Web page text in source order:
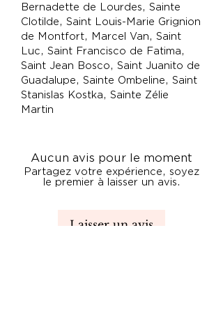
Bernadette de Lourdes, Sainte
Clotilde, Saint Louis-Marie Grignion
de Montfort, Marcel Van, Saint
Luc, Saint Francisco de Fatima,
Saint Jean Bosco, Saint Juanito de
Guadalupe, Sainte Ombeline, Saint
Stanislas Kostka, Sainte Zélie
Martin
Aucun avis pour le moment
Partagez votre expérience, soyez
le premier à laisser un avis.
Laisser un avis